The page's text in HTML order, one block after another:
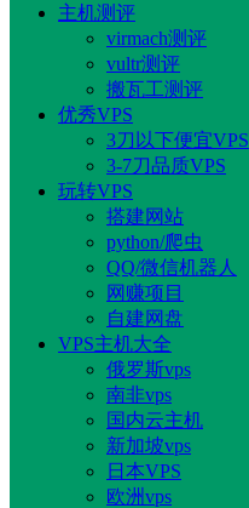
主机测评
virmach测评
vultr测评
搬瓦工测评
优秀VPS
3刀以下便宜VPS
3-7刀品质VPS
玩转VPS
搭建网站
python/爬虫
QQ/微信机器人
网赚项目
自建网盘
VPS主机大全
俄罗斯vps
南非vps
国内云主机
新加坡vps
日本VPS
欧洲vps